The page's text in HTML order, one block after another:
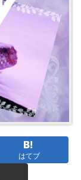
はてブ